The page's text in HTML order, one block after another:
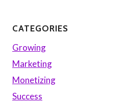
CATEGORIES
Growing
Marketing
Monetizing
Success